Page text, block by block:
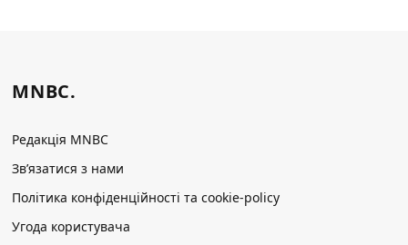
MNBC.
Редакція MNBC
Зв’язатися з нами
Політика конфіденційності та cookie-policy
Угода користувача